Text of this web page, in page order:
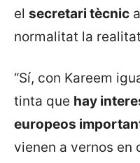
el secretari tècnic
normalitat la
“Sí, con Kareem
tinta que hay
europeos
vienen a vernos en